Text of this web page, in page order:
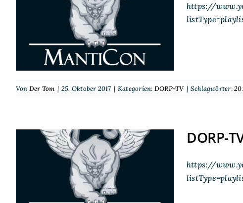
DORP-TV auf der
MantiCon 2017
https://
Von Der Tom | 25. Oktober 2017 | Kategorien: DORP-TV | Schlagwörter:
DORP-TV auf der
MantiCon 2015
DORP-
https://